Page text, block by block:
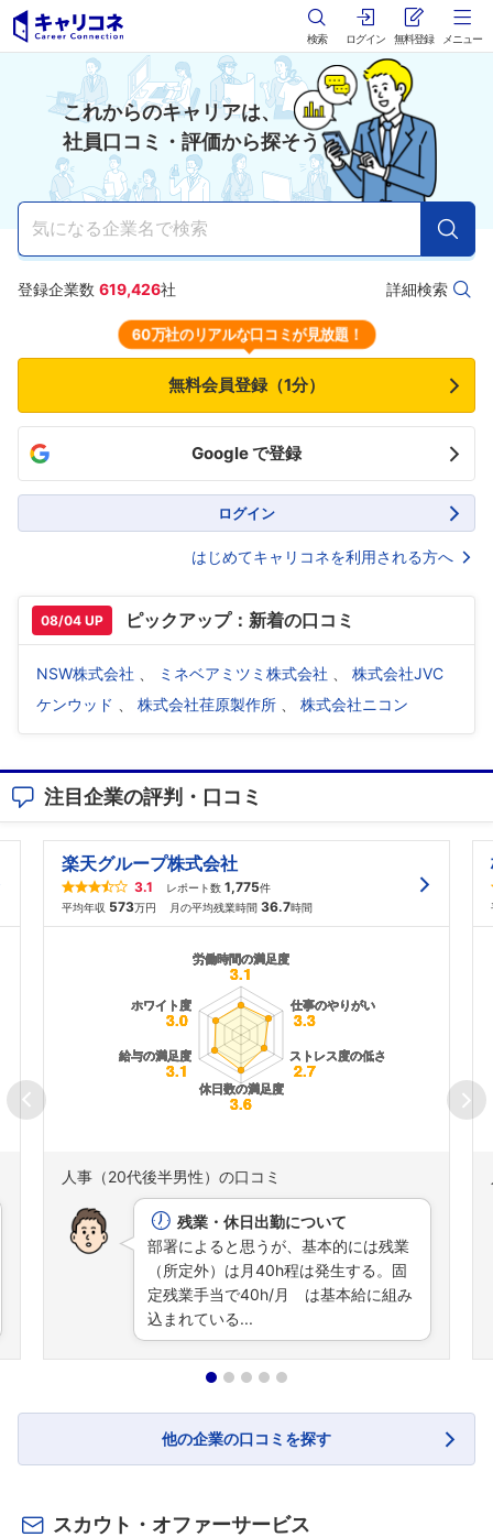
検索 ログイン 無料登録 メニュー
これからのキャリアは、
社員口コミ・評価から探そう
登録企業数 619,426社 詳細検索
60万社のリアルな口コミが見放題！
無料会員登録（1分）
Google で登録
ログイン
はじめてキャリコネを利用される方へ
08/04 UP ピックアップ：新着の口コミ
NSW株式会社 ミネベアミツミ株式会社
株式会社JVC
ケンウッド
株式会社荏原製作所 株式会社ニコン
注目企業の評判・口コミ
楽天グループ株式会社
3.1 レポート数1,775件
平均年収 573万円 月の平均残業時間36.7時間
人事（20代後半男性）の口コミ
残業・休日出勤について
部署によると思うが、基本的には残業
（所定外）は月40h程は発生する。固
定残業手当で40h/月 は基本給に組み
込まれている...
他の企業の口コミを探す
スカウト・オファーサービス